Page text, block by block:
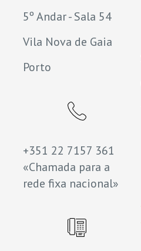
5º Andar - Sala 54
Vila Nova de Gaia
Porto
+351 22 7157 361
«Chamada para a
rede fixa nacional»